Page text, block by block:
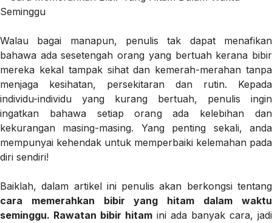
Walau bagai manapun, penulis tak dapat menafikan
bahawa ada sesetengah orang yang bertuah kerana bibir
mereka kekal tampak sihat dan kemerah-merahan tanpa
menjaga kesihatan, persekitaran dan rutin. Kepada
individu-individu yang kurang bertuah, penulis ingin
ingatkan bahawa setiap orang ada kelebihan dan
kekurangan masing-masing. Yang penting sekali, anda
mempunyai kehendak untuk memperbaiki kelemahan pada
diri sendiri!
Baiklah, dalam artikel ini penulis akan berkongsi tentang
cara memerahkan bibir yang hitam dalam waktu
seminggu. Rawatan bibir hitam ini ada banyak cara, jadi